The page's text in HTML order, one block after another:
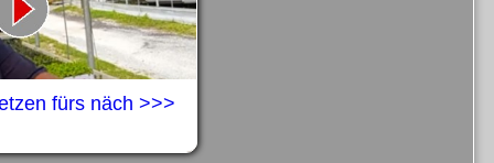
fürs näch >>>